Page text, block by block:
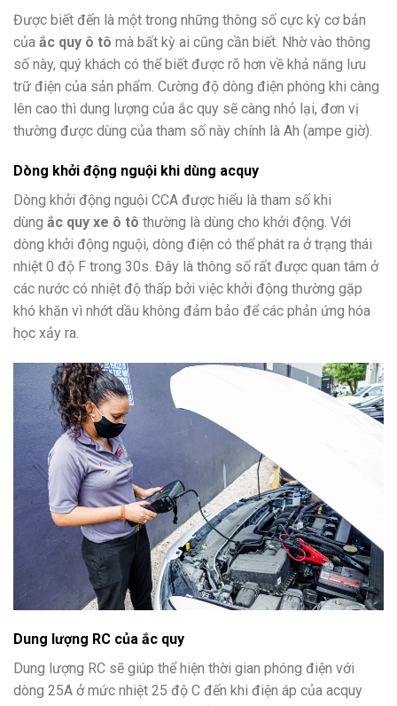
Được biết đến là một trong những thông số cực kỳ cơ bản
của ắc quy ô tô mà bất kỳ ai cũng cần biết. Nhờ vào thông
số này, quý khách có thể biết được rõ hơn về khả năng lưu
trữ điện của sản phẩm. Cường độ dòng điện phóng khi càng
lên cao thì dung lượng của ắc quy sẽ càng nhỏ lại, đơn vị
thường được dùng của tham số này chính là Ah (ampe giờ).
Dòng khởi động nguội khi dùng acquy
Dòng khởi động nguội CCA được hiểu là tham số khi
dùng ắc quy xe ô tô thường là dùng cho khởi động. Với
dòng khởi động nguội, dòng điện có thể phát ra ở trạng thái
nhiệt 0 độ F trong 30s. Đây là thông số rất được quan tâm ở
các nước có nhiệt độ thấp bởi việc khởi động thường gặp
khó khăn vì nhớt dầu không đảm bảo để các phản ứng hóa
học xảy ra.
Dung lượng RC của ắc quy
Dung lượng RC sẽ giúp thể hiện thời gian phóng điện với
dòng 25A ở mức nhiệt 25 độ C đến khi điện áp của acquy